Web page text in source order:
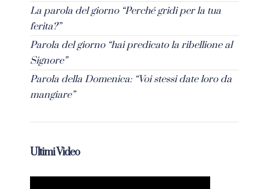
La parola del giorno “Perché gridi per la tua
ferita?”
Parola del giorno “hai predicato la ribellione al
Signore”
Parola della Domenica: “Voi stessi date loro da
mangiare”
Ultimi Video